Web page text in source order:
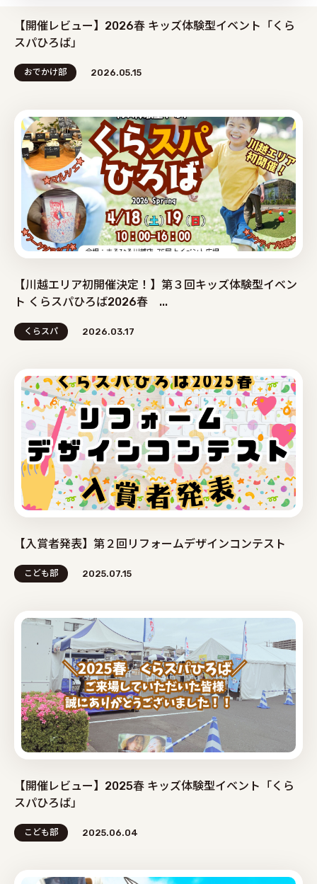
【開催レビュー】2026春 キッズ体験型イベント「くら
スパひろば」
おでかけ部 2026.05.15
【川越エリア初開催決定！】第３回キッズ体験型イベン
ト くらスパひろば2026春 ...
くらスパ 2026.03.17
【入賞者発表】第２回リフォームデザインコンテスト
こども部 2025.07.15
【開催レビュー】2025春 キッズ体験型イベント「くら
スパひろば」
こども部 2025.06.04